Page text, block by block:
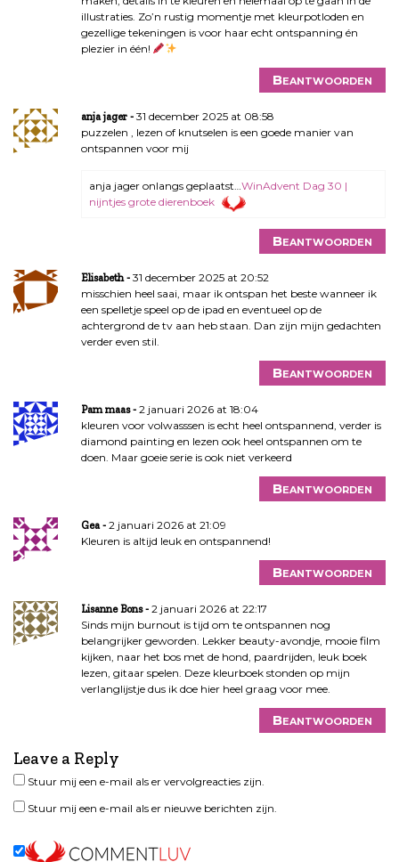
illustraties. Zo’n rustig momentje met kleurpotloden en
gezellige tekeningen is voor haar echt ontspanning én
plezier in één!
Beantwoorden
anja jager
31 december 2025 at 08:58
puzzelen , lezen of knutselen is een goede manier van
ontspannen voor mij
anja jager onlangs geplaatst… WinAdvent Dag 30 |
nijntjes grote dierenboek
Beantwoorden
Elisabeth
31 december 2025 at 20:52
misschien heel saai, maar ik ontspan het beste wanneer ik
een spelletje speel op de ipad en eventueel op de
achtergrond de tv aan heb staan. Dan zijn mijn gedachten
verder even stil.
Beantwoorden
Pam maas
2 januari 2026 at 18:04
kleuren voor volwasssen is echt heel ontspannend, verder is
diamond painting en lezen ook heel ontspannen om te
doen. Maar goeie serie is ook niet verkeerd
Beantwoorden
Gea
2 januari 2026 at 21:09
Kleuren is altijd leuk en ontspannend!
Beantwoorden
Lisanne Bons
2 januari 2026 at 22:17
Sinds mijn burnout is tijd om te ontspannen nog
belangrijker geworden. Lekker beauty-avondje, mooie film
kijken, naar het bos met de hond, paardrijden, leuk boek
lezen, gitaar spelen. Deze kleurboek stonden op mijn
verlanglijstje dus ik doe hier heel graag voor mee.
Beantwoorden
Leave a Reply
Stuur mij een e-mail als er vervolgreacties zijn.
Stuur mij een e-mail als er nieuwe berichten zijn.